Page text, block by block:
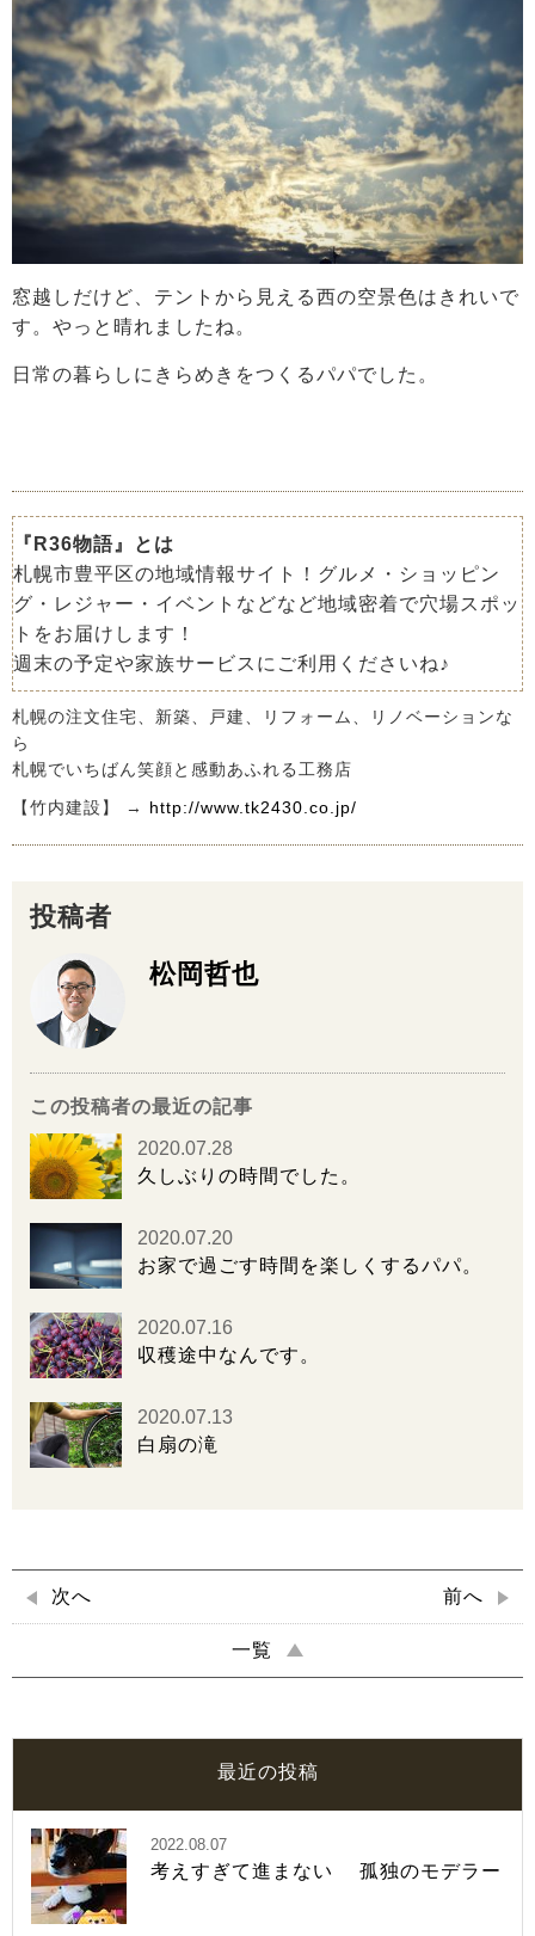
窓越しだけど、テントから見える西の空景色はきれいで
す。やっと晴れましたね。
日常の暮らしにきらめきをつくるパパでした。
『R36物語』とは
札幌市豊平区の地域情報サイト！グルメ・ショッピン
グ・レジャー・イベントなどなど地域密着で穴場スポッ
トをお届けします！
週末の予定や家族サービスにご利用くださいね♪
札幌の注文住宅、新築、戸建、リフォーム、リノベーションな
ら
札幌でいちばん笑顔と感動あふれる工務店
【竹内建設】 → http://www.tk2430.co.jp/
投稿者
松岡哲也
この投稿者の最近の記事
2020.07.28
久しぶりの時間でした。
2020.07.20
お家で過ごす時間を楽しくするパパ。
2020.07.16
収穫途中なんです。
2020.07.13
白扇の滝
次へ 前へ
一覧
最近の投稿
2022.08.07
考えすぎて進まない 孤独のモデラー